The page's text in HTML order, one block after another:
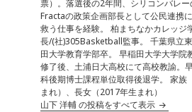
票）。落選後の2年間、シリコンバレ
Fractaの政策企画部長として公民連携
救う仕事を経験。 柏まちなかカレッジ
長/(社)305Basketball監事。 千葉県立
田大学教育学部卒。 早稲田大学大学院
修了後、土浦日大高校にて高校教諭。
科後期博士課程単位取得後退学。 家
まれ）、長女（2017年生まれ）
山下 洋輔 の投稿をすべて表示